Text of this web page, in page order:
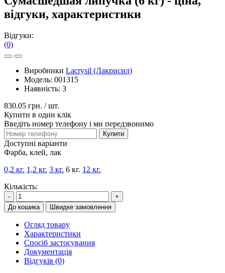
відгуки, характеристики
Відгуки:
(0)
Виробники Lacrysil (Лакрисил)
Модель: 001315
Наявність: 3
830.05 грн. / шт.
Купити в один клік
Введіть номер телефону і ми передзвонимо
Купити
Доступні варіанти
Фарба, клей, лак
0,2 кг. 1,2 кг. 3 кг. 6 кг. 12 кг.
Кількість:
-
+
До кошика
Швидке замовлення
Огляд товару
Характеристики
Спосіб застосування
Документація
Відгуків (0)